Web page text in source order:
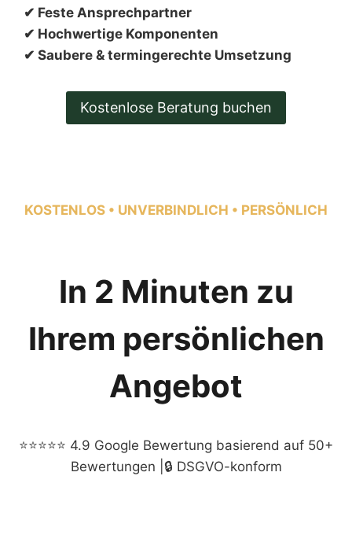
✔ Feste Ansprechpartner
✔ Hochwertige Komponenten
✔ Saubere & termingerechte Umsetzung
Kostenlose Beratung buchen
KOSTENLOS • UNVERBINDLICH • PERSÖNLICH
In 2 Minuten zu
Ihrem persönlichen
Angebot
⭐⭐⭐⭐⭐ 4.9 Google Bewertung basierend auf 50+
Bewertungen |🔒 DSGVO-konform